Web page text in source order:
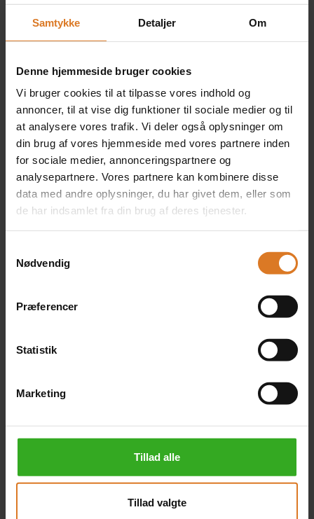
Samtykke Detaljer Om
Denne hjemmeside bruger cookies
Vi bruger cookies til at tilpasse vores indhold og
annoncer, til at vise dig funktioner til sociale medier og til
at analysere vores trafik. Vi deler også oplysninger om
din brug af vores hjemmeside med vores partnere inden
for sociale medier, annonceringspartnere og
analysepartnere. Vores partnere kan kombinere disse
data med andre oplysninger, du har givet dem, eller som
de har indsamlet fra din brug af deres tjenester.
Nødvendig
Præferencer
Statistik
Marketing
Tillad alle
Tillad valgte
Læs mere »
2 x Kahyt på hoveddæk
med vindue - enebrug
+DKK 6.000 pr. værelse
(Kun på forespørgsel)
1 tilgængelige
Læs mere »
Enebrug
+DKK 6.000 pr. værelse
Læs mere »
med fransk altan -
+DKK 6.000 pr. værelse
(Kun på forespørgsel)